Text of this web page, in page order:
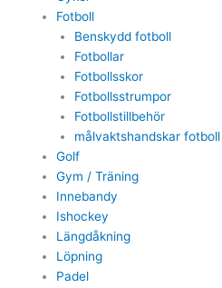
Fotboll
Benskydd fotboll
Fotbollar
Fotbollsskor
Fotbollsstrumpor
Fotbollstillbehör
målvaktshandskar fotboll
Golf
Gym / Träning
Innebandy
Ishockey
Längdåkning
Löpning
Padel